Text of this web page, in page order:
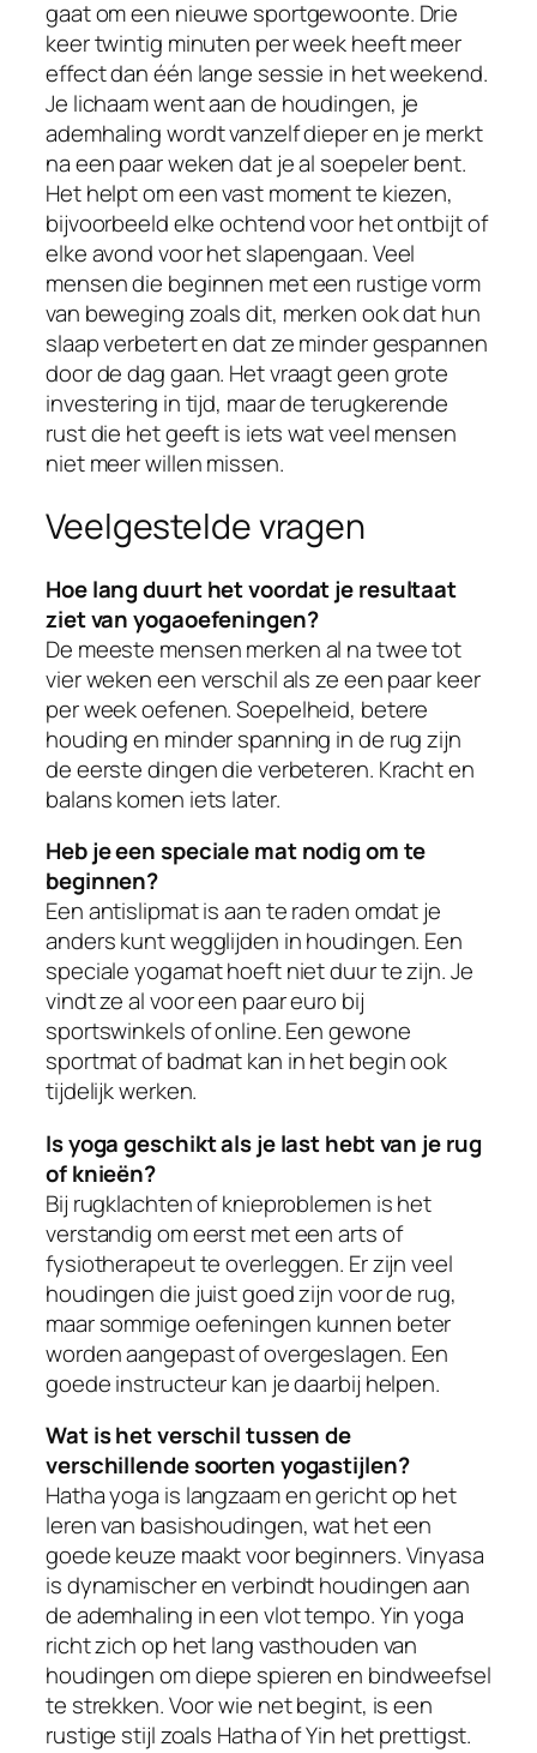
gaat om een nieuwe sportgewoonte. Drie
keer twintig minuten per week heeft meer
effect dan één lange sessie in het weekend.
Je lichaam went aan de houdingen, je
ademhaling wordt vanzelf dieper en je merkt
na een paar weken dat je al soepeler bent.
Het helpt om een vast moment te kiezen,
bijvoorbeeld elke ochtend voor het ontbijt of
elke avond voor het slapengaan. Veel
mensen die beginnen met een rustige vorm
van beweging zoals dit, merken ook dat hun
slaap verbetert en dat ze minder gespannen
door de dag gaan. Het vraagt geen grote
investering in tijd, maar de terugkerende
rust die het geeft is iets wat veel mensen
niet meer willen missen.
Veelgestelde vragen
Hoe lang duurt het voordat je resultaat
ziet van yogaoefeningen?
De meeste mensen merken al na twee tot
vier weken een verschil als ze een paar keer
per week oefenen. Soepelheid, betere
houding en minder spanning in de rug zijn
de eerste dingen die verbeteren. Kracht en
balans komen iets later.
Heb je een speciale mat nodig om te
beginnen?
Een antislipmat is aan te raden omdat je
anders kunt wegglijden in houdingen. Een
speciale yogamat hoeft niet duur te zijn. Je
vindt ze al voor een paar euro bij
sportswinkels of online. Een gewone
sportmat of badmat kan in het begin ook
tijdelijk werken.
Is yoga geschikt als je last hebt van je rug
of knieën?
Bij rugklachten of knieproblemen is het
verstandig om eerst met een arts of
fysiotherapeut te overleggen. Er zijn veel
houdingen die juist goed zijn voor de rug,
maar sommige oefeningen kunnen beter
worden aangepast of overgeslagen. Een
goede instructeur kan je daarbij helpen.
Wat is het verschil tussen de
verschillende soorten yogastijlen?
Hatha yoga is langzaam en gericht op het
leren van basishoudingen, wat het een
goede keuze maakt voor beginners. Vinyasa
is dynamischer en verbindt houdingen aan
de ademhaling in een vlot tempo. Yin yoga
richt zich op het lang vasthouden van
houdingen om diepe spieren en bindweefsel
te strekken. Voor wie net begint, is een
rustige stijl zoals Hatha of Yin het prettigst.